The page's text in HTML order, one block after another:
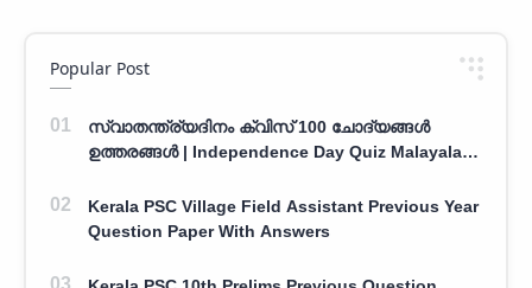
Popular Post
സ്വാതന്ത്ര്യദിനം ക്വിസ് 100 ചോദ്യങ്ങൾ
ഉത്തരങ്ങൾ | Independence Day Quiz Malayalam
Kerala PSC Village Field Assistant Previous Year
Question Paper With Answers